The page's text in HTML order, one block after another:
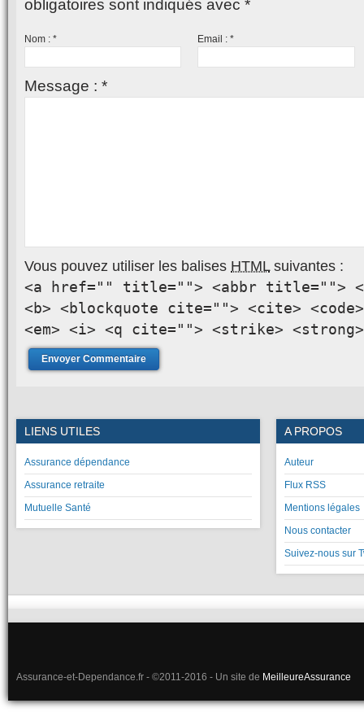
obligatoires sont indiqués avec *
Nom : * Email :*
Message : *
Vous pouvez utiliser les balises HTMLsuivantes :
<a href="" title=""> <abbr title="">
<b> <blockquote cite=""> <cite>
<em> <i> <q cite=""> <strike> <strong>
LIENS UTILES
Assurance dépendance
Assurance retraite
Mutuelle Santé
A PROPOS
Auteur
Flux RSS
Mentions légales
Nous contacter
Suivez-nous sur
Assurance-et-Dependance.fr - ©2011-2016 - Un site de MeilleureAssurance